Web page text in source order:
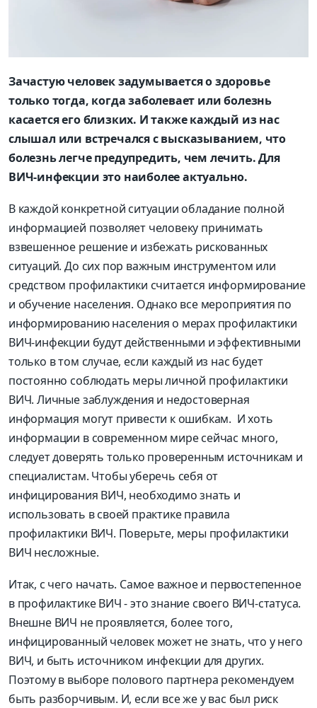
Зачастую человек задумывается о здоровье
только тогда, когда заболевает или болезнь
касается его близких. И также каждый из нас
слышал или встречался с высказыванием, что
болезнь легче предупредить, чем лечить. Для
ВИЧ-инфекции это наиболее актуально.
В каждой конкретной ситуации обладание полной
информацией позволяет человеку принимать
взвешенное решение и избежать рискованных
ситуаций. До сих пор важным инструментом или
средством профилактики считается информирование
и обучение населения. Однако все мероприятия по
информированию населения о мерах профилактики
ВИЧ-инфекции будут действенными и эффективными
только в том случае, если каждый из нас будет
постоянно соблюдать меры личной профилактики
ВИЧ. Личные заблуждения и недостоверная
информация могут привести к ошибкам. И хоть
информации в современном мире сейчас много,
следует доверять только проверенным источникам и
специалистам. Чтобы уберечь себя от
инфицирования ВИЧ, необходимо знать и
использовать в своей практике правила
профилактики ВИЧ. Поверьте, меры профилактики
ВИЧ несложные.
Итак, с чего начать. Самое важное и первостепенное
в профилактике ВИЧ - это знание своего ВИЧ-статуса.
Внешне ВИЧ не проявляется, более того,
инфицированный человек может не знать, что у него
ВИЧ, и быть источником инфекции для других.
Поэтому в выборе полового партнера рекомендуем
быть разборчивым. И, если все же у вас был риск